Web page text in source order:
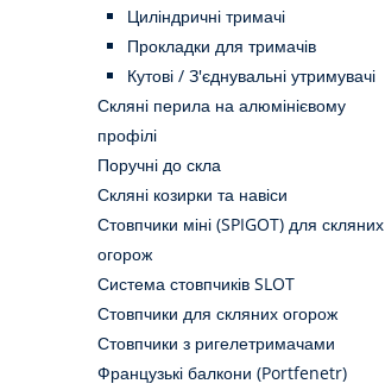
Циліндричні тримачі
Прокладки для тримачів
Кутові / З'єднувальні утримувачі
Скляні перила на алюмінієвому
профілі
Поручні до скла
Скляні козирки та навіси
Стовпчики міні (SPIGOT) для скляних
огорож
Система стовпчиків SLOT
Стовпчики для скляних огорож
Стовпчики з ригелетримачами
Французькі балкони (Portfenetr)